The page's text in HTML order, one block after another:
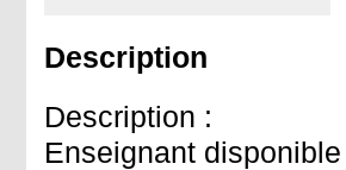
Description
Description :
Enseignant